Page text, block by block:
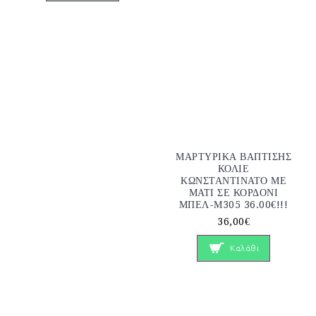
ΜΑΡΤΥΡΙΚΑ ΒΑΠΤΙΣΗΣ
ΚΟΛΙΕ
ΚΩΝΣΤΑΝΤΙΝΑΤΟ ΜΕ
ΜΑΤΙ ΣΕ ΚΟΡΔΟΝΙ
ΜΠΕΛ-Μ305 36.00€!!!
36,00€
Καλάθι